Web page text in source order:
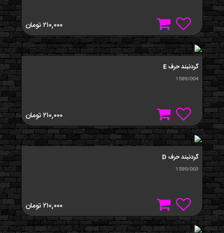
۲۱۰,۰۰۰تومان
گردنبند حرف E
1589/004
۲۱۰,۰۰۰تومان
گردنبند حرف D
1589/003
۲۱۰,۰۰۰تومان